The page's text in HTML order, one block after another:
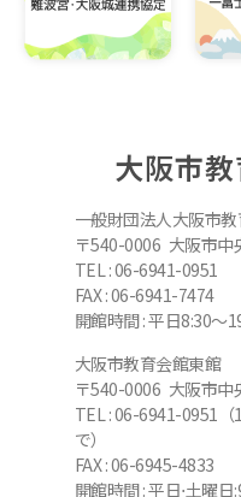
大阪市
一般財団法人大阪市
〒540-0006 大阪市中
TEL : 06-6941-0951
FAX : 06-6941-7474
開館時間 : 平日8:30～
大阪市教育会館東館
〒540-0006 大阪市中
TEL : 06-6941-0951（
で）
FAX : 06-6945-4833
開館時間 : 平日⋅土曜日